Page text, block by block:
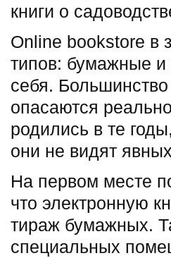
книги о
Оnline bookstore в
типов: бумажные
себя.
опасаются
родились в те
они не видят
На первом месте
что электронную
тираж бумажных.
специальных